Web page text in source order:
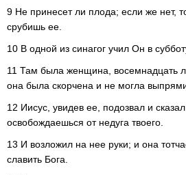
9 Не принесет ли плода; если же нет,
срубишь ее.
10 В одной из синагог учил Он в
11 Там была женщина, восемнадцать
она была скорчена и не могла
12 Иисус, увидев ее, подозвал и
освобождаешься от недуга твоего.
13 И возложил на нее руки; и она
славить Бога.